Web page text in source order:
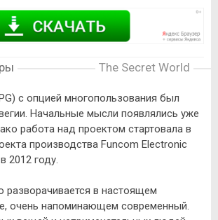
The Secret World
с опцией многопользования был
Начальные мысли появлялись уже
работа над проектом стартовала в
производства Funcom Electronic
2012 году.
разворачивается в настоящем
очень напоминающем современный.